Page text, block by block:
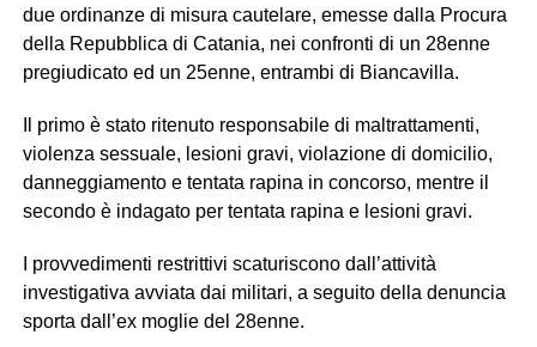
due ordinanze di misura cautelare, emesse dalla Procura
della Repubblica di Catania, nei confronti di un 28enne
pregiudicato ed un 25enne, entrambi di Biancavilla.
Il primo è stato ritenuto responsabile di maltrattamenti,
violenza sessuale, lesioni gravi, violazione di domicilio,
danneggiamento e tentata rapina in concorso, mentre il
secondo è indagato per tentata rapina e lesioni gravi.
I provvedimenti restrittivi scaturiscono dall’attività
investigativa avviata dai militari, a seguito della denuncia
sporta dall’ex moglie del 28enne.